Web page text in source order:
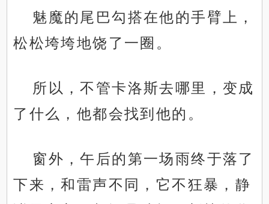
魅魔的尾巴勾搭在他的手臂上，
松松垮垮地饶了一圈。
所以，不管卡洛斯去哪里，变成
了什么，他都会找到他的。
窗外，午后的第一场雨终于落了
下来，和雷声不同，它不狂暴，静